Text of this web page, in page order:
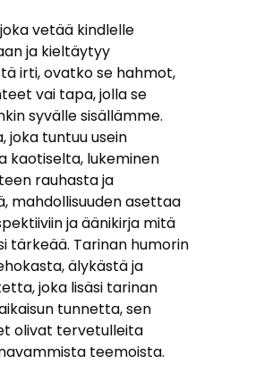
vetää kindlelle
ja kieltäytyy
irti, ovatko se hahmot,
vai tapa, jolla se
syvälle sisällämme.
joka tuntuu usein
kaotiselta, lukeminen
rauhasta ja
mahdollisuuden asettaa
ja äänikirja mitä
tärkeää. Tarinan humorin
älykästä ja
joka lisäsi tarinan
tunnetta, sen
olivat tervetulleita
teemoista.